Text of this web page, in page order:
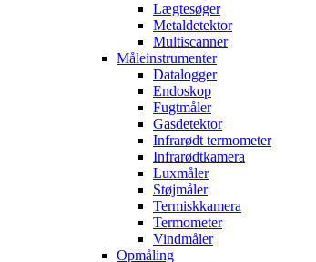
Lægtesøger
Metaldetektor
Multiscanner
Måleinstrumenter
Datalogger
Endoskop
Fugtmåler
Gasdetektor
Infrarødt termometer
Infrarødtkamera
Luxmåler
Støjmåler
Termiskkamera
Termometer
Vindmåler
Opmåling